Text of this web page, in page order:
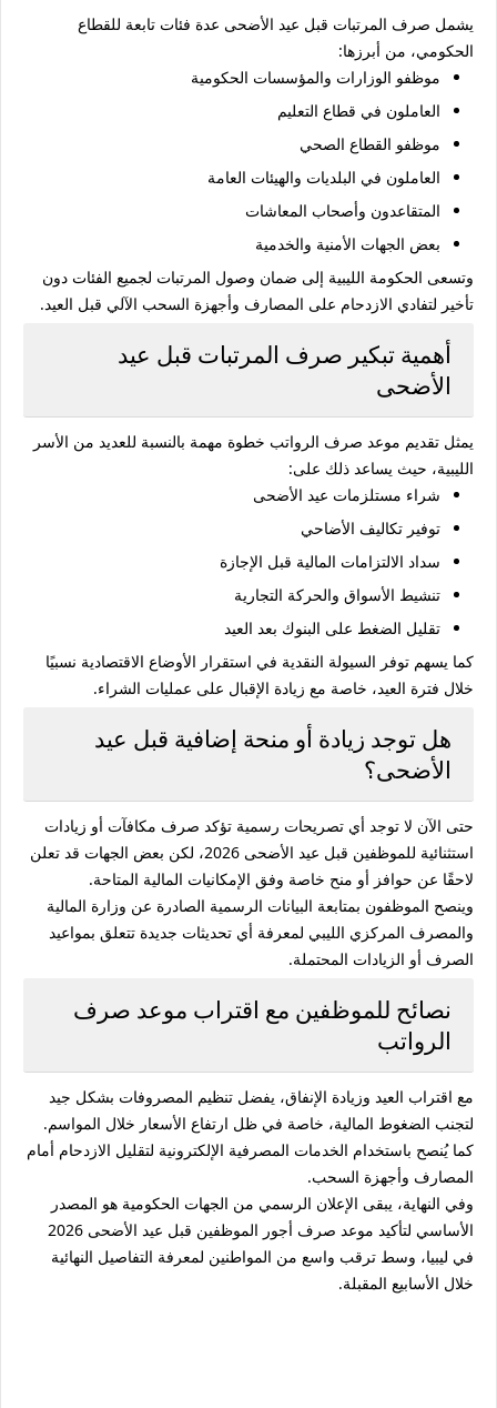
يشمل صرف المرتبات قبل عيد الأضحى عدة فئات تابعة للقطاع
الحكومي، من أبرزها:
موظفو الوزارات والمؤسسات الحكومية
العاملون في قطاع التعليم
موظفو القطاع الصحي
العاملون في البلديات والهيئات العامة
المتقاعدون وأصحاب المعاشات
بعض الجهات الأمنية والخدمية
وتسعى الحكومة الليبية إلى ضمان وصول المرتبات لجميع الفئات دون
تأخير لتفادي الازدحام على المصارف وأجهزة السحب الآلي قبل العيد.
أهمية تبكير صرف المرتبات قبل عيد
الأضحى
يمثل تقديم موعد صرف الرواتب خطوة مهمة بالنسبة للعديد من الأسر
الليبية، حيث يساعد ذلك على:
شراء مستلزمات عيد الأضحى
توفير تكاليف الأضاحي
سداد الالتزامات المالية قبل الإجازة
تنشيط الأسواق والحركة التجارية
تقليل الضغط على البنوك بعد العيد
كما يسهم توفر السيولة النقدية في استقرار الأوضاع الاقتصادية نسبيًا
خلال فترة العيد، خاصة مع زيادة الإقبال على عمليات الشراء.
هل توجد زيادة أو منحة إضافية قبل عيد
الأضحى؟
حتى الآن لا توجد أي تصريحات رسمية تؤكد صرف مكافآت أو زيادات
استثنائية للموظفين قبل عيد الأضحى 2026، لكن بعض الجهات قد تعلن
لاحقًا عن حوافز أو منح خاصة وفق الإمكانيات المالية المتاحة.
وينصح الموظفون بمتابعة البيانات الرسمية الصادرة عن وزارة المالية
والمصرف المركزي الليبي لمعرفة أي تحديثات جديدة تتعلق بمواعيد
الصرف أو الزيادات المحتملة.
نصائح للموظفين مع اقتراب موعد صرف
الرواتب
مع اقتراب العيد وزيادة الإنفاق، يفضل تنظيم المصروفات بشكل جيد
لتجنب الضغوط المالية، خاصة في ظل ارتفاع الأسعار خلال المواسم.
كما يُنصح باستخدام الخدمات المصرفية الإلكترونية لتقليل الازدحام أمام
المصارف وأجهزة السحب.
وفي النهاية، يبقى الإعلان الرسمي من الجهات الحكومية هو المصدر
الأساسي لتأكيد موعد صرف أجور الموظفين قبل عيد الأضحى 2026
في ليبيا، وسط ترقب واسع من المواطنين لمعرفة التفاصيل النهائية
خلال الأسابيع المقبلة.